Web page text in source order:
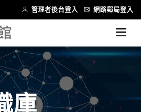
管理者後台登入 網路郵局登入
庫